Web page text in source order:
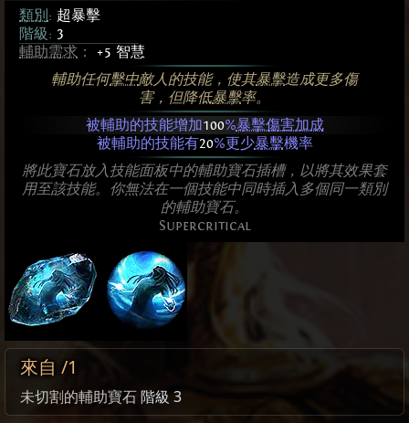
類別 : 超暴擊
階級: 3
輔助需求 ： +5 智慧
輔助任何擊中敵人的技能，使其暴擊造成更多傷
害，但降低暴擊率。
被輔助的技能增加100%暴擊傷害加成
被輔助的技能有20%更少暴擊機率
將此寶石放入技能面板中的輔助寶石插槽，以將其效果套
用至該技能。你無法在一個技能中同時插入多個同一類別
的輔助寶石。
Supercritical
來自 /1
未切割的輔助寶石階級 3